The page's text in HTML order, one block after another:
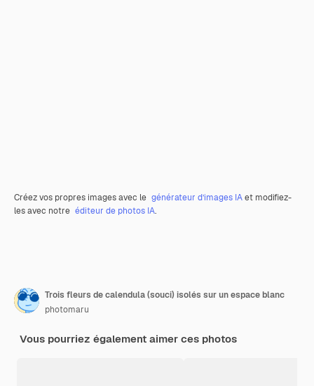
Créez vos propres images avec le générateur d’images IAet modifiez-
les avec notre éditeur de photos IA.
Trois fleurs de calendula (souci) isolés sur un espace blanc
photomaru
Vous pourriez également aimer ces photos